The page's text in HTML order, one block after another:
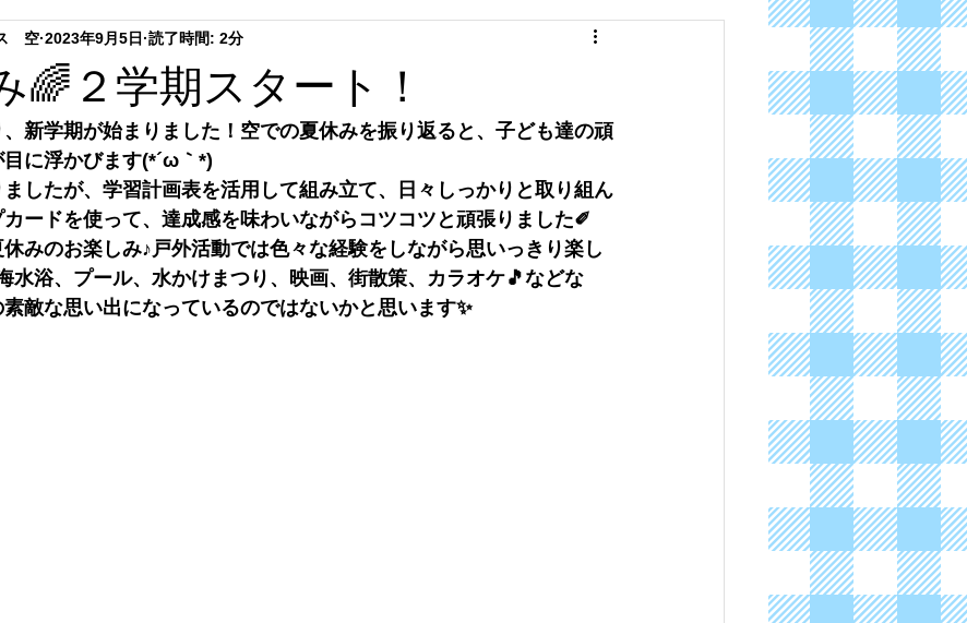
🌈２学期スタート！
空 2023年9月5日 読了時間: 2分
新学期が始まりました！空での夏休みを振り返ると、子ども達の頑
に浮かびます(*´ω｀*)
したが、学習計画表を活用して組み立て、日々しっかりと取り組ん
ードを使って、達成感を味わいながらコツコツと頑張りました✐
みのお楽しみ♪戸外活動では色々な経験をしながら思いっきり楽し
水浴、プール、水かけまつり、映画、街散策、カラオケ🎵などな
敵な思い出になっているのではないかと思います✨